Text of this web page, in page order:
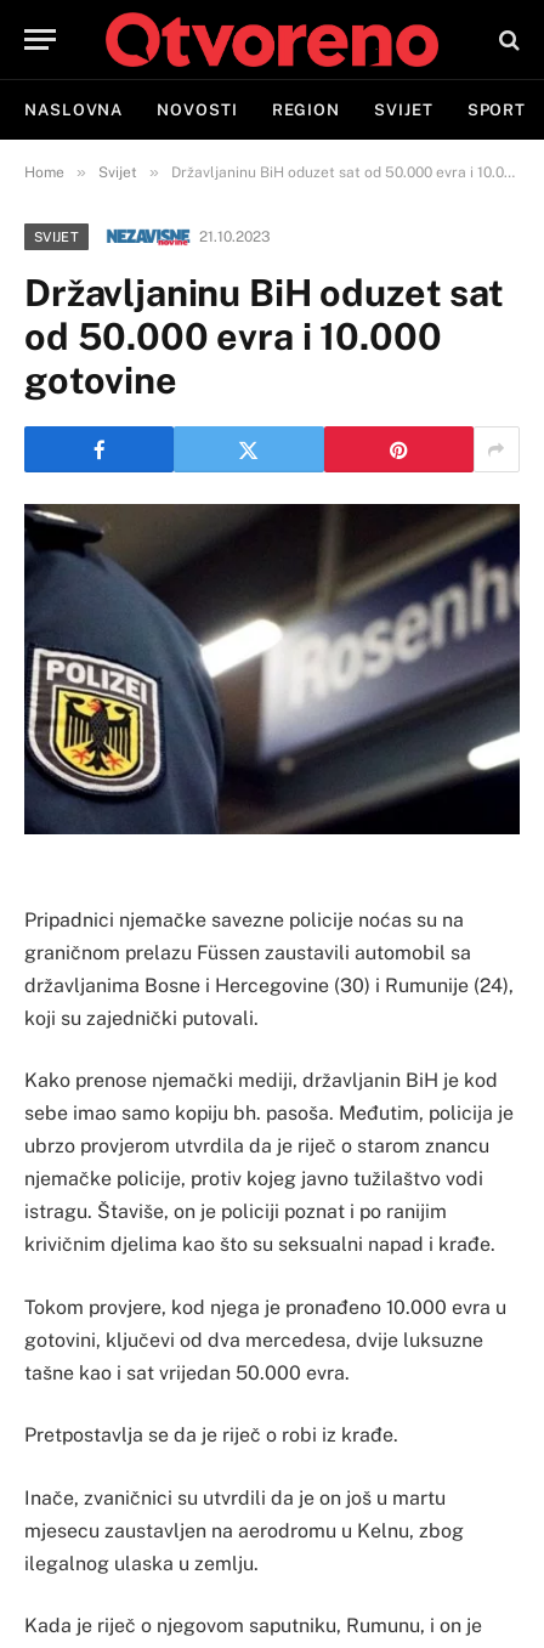
NASLOVNA NOVOSTI REGION SVIJET SPORT
Home » Svijet » Državljaninu BiH oduzet sat od 50.000 evra i 10.000 gotovine
SVIJET 21.10.2023
Državljaninu BiH oduzet sat
od 50.000 evra i 10.000
gotovine
Pripadnici njemačke savezne policije noćas su na
graničnom prelazu Füssen zaustavili automobil sa
državljanima Bosne i Hercegovine (30) i Rumunije (24),
koji su zajednički putovali.
Kako prenose njemački mediji, državljanin BiH je kod
sebe imao samo kopiju bh. pasoša. Međutim, policija je
ubrzo provjerom utvrdila da je riječ o starom znancu
njemačke policije, protiv kojeg javno tužilaštvo vodi
istragu. Štaviše, on je policiji poznat i po ranijim
krivičnim djelima kao što su seksualni napad i krađe.
Tokom provjere, kod njega je pronađeno 10.000 evra u
gotovini, ključevi od dva mercedesa, dvije luksuzne
tašne kao i sat vrijedan 50.000 evra.
Pretpostavlja se da je riječ o robi iz krađe.
Inače, zvaničnici su utvrdili da je on još u martu
mjesecu zaustavljen na aerodromu u Kelnu, zbog
ilegalnog ulaska u zemlju.
Kada je riječ o njegovom saputniku, Rumunu, i on je